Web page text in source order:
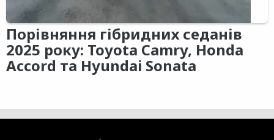
Порівняння гібридних седанів
2025 року: Toyota Camry, Honda
Accord та Hyundai Sonata